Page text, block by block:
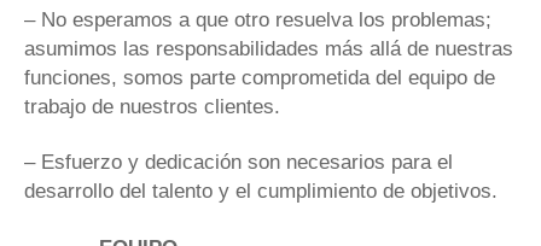
– No esperamos a que otro resuelva los problemas;
asumimos las responsabilidades más allá de nuestras
funciones, somos parte comprometida del equipo de
trabajo de nuestros clientes.
– Esfuerzo y dedicación son necesarios para el
desarrollo del talento y el cumplimiento de objetivos.